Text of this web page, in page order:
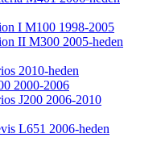
I M100 1998-2005
II M300 2005-heden
2010-heden
2000-2006
J200 2006-2010
L651 2006-heden